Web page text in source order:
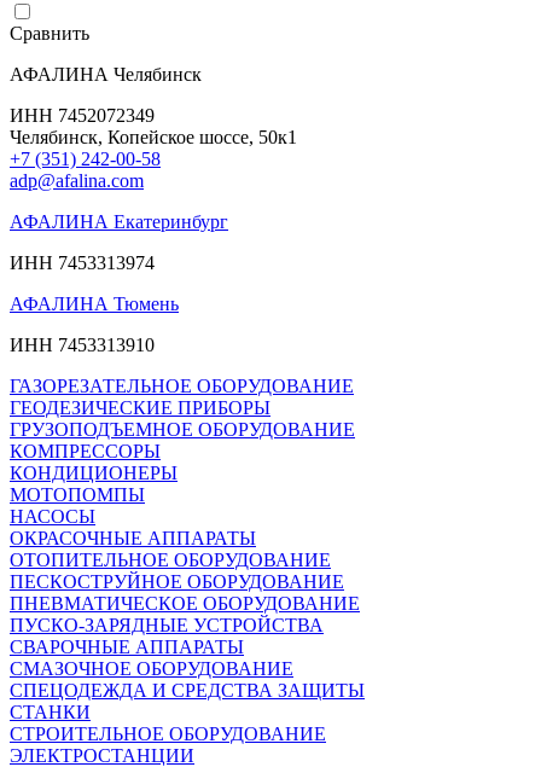
Сравнить
АФАЛИНА Челябинск
ИНН 7452072349
Челябинск, Копейское шоссе, 50к1
+7 (351) 242-00-58
adp@afalina.com
АФАЛИНА Екатеринбург
ИНН 7453313974
АФАЛИНА Тюмень
ИНН 7453313910
ГАЗОРЕЗАТЕЛЬНОЕ ОБОРУДОВАНИЕ
ГЕОДЕЗИЧЕСКИЕ ПРИБОРЫ
ГРУЗОПОДЪЕМНОЕ ОБОРУДОВАНИЕ
КОМПРЕССОРЫ
КОНДИЦИОНЕРЫ
МОТОПОМПЫ
НАСОСЫ
ОКРАСОЧНЫЕ АППАРАТЫ
ОТОПИТЕЛЬНОЕ ОБОРУДОВАНИЕ
ПЕСКОСТРУЙНОЕ ОБОРУДОВАНИЕ
ПНЕВМАТИЧЕСКОЕ ОБОРУДОВАНИЕ
ПУСКО-ЗАРЯДНЫЕ УСТРОЙСТВА
СВАРОЧНЫЕ АППАРАТЫ
СМАЗОЧНОЕ ОБОРУДОВАНИЕ
СПЕЦОДЕЖДА И СРЕДСТВА ЗАЩИТЫ
СТАНКИ
СТРОИТЕЛЬНОЕ ОБОРУДОВАНИЕ
ЭЛЕКТРОСТАНЦИИ